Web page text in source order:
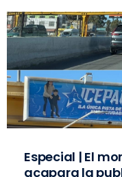
Especial | El
acapara la